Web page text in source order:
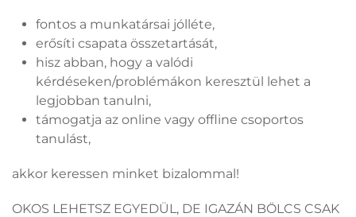
fontos a munkatársai jólléte,
erősíti csapata összetartását,
hisz abban, hogy a valódi
kérdéseken/problémákon keresztül lehet a
legjobban tanulni,
támogatja az online vagy offline csoportos
tanulást,
akkor keressen minket bizalommal!
OKOS LEHETSZ EGYEDÜL, DE IGAZÁN BÖLCS CSAK